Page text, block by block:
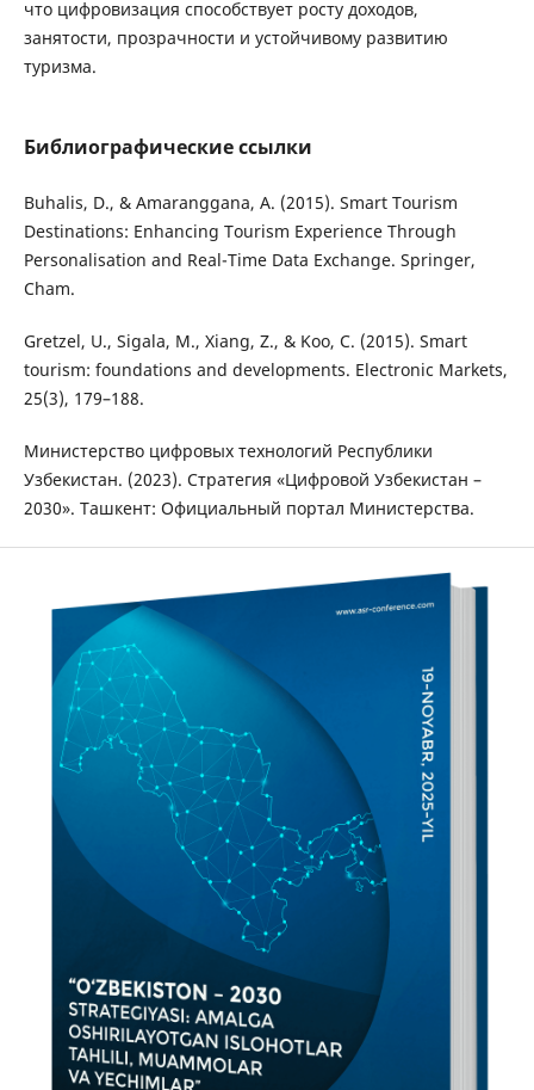
что цифровизация способствует росту доходов,
занятости, прозрачности и устойчивому развитию
туризма.
Библиографические ссылки
Buhalis, D., & Amaranggana, A. (2015). Smart Tourism
Destinations: Enhancing Tourism Experience Through
Personalisation and Real-Time Data Exchange. Springer,
Cham.
Gretzel, U., Sigala, M., Xiang, Z., & Koo, C. (2015). Smart
tourism: foundations and developments. Electronic Markets,
25(3), 179–188.
Министерство цифровых технологий Республики
Узбекистан. (2023). Стратегия «Цифровой Узбекистан –
2030». Ташкент: Официальный портал Министерства.